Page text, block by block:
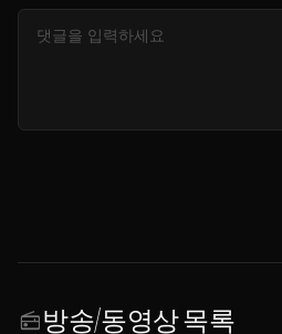
radio방송/동영상 목록